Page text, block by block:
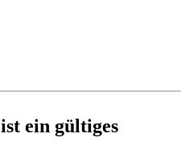
ist ein gültiges